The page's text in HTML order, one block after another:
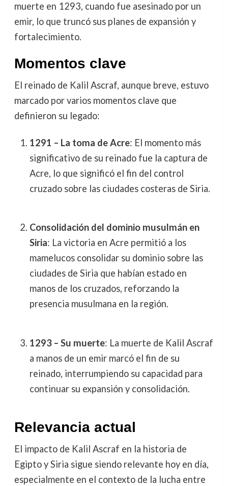
muerte en 1293, cuando fue asesinado por un
emir, lo que truncó sus planes de expansión y
fortalecimiento.
Momentos clave
El reinado de Kalil Ascraf, aunque breve, estuvo
marcado por varios momentos clave que
definieron su legado:
1291 – La toma de Acre: El momento más
significativo de su reinado fue la captura de
Acre, lo que significó el fin del control
cruzado sobre las ciudades costeras de Siria.
Consolidación del dominio musulmán en
Siria: La victoria en Acre permitió a los
mamelucos consolidar su dominio sobre las
ciudades de Siria que habían estado en
manos de los cruzados, reforzando la
presencia musulmana en la región.
1293 – Su muerte: La muerte de Kalil Ascraf
a manos de un emir marcó el fin de su
reinado, interrumpiendo su capacidad para
continuar su expansión y consolidación.
Relevancia actual
El impacto de Kalil Ascraf en la historia de
Egipto y Siria sigue siendo relevante hoy en día,
especialmente en el contexto de la lucha entre